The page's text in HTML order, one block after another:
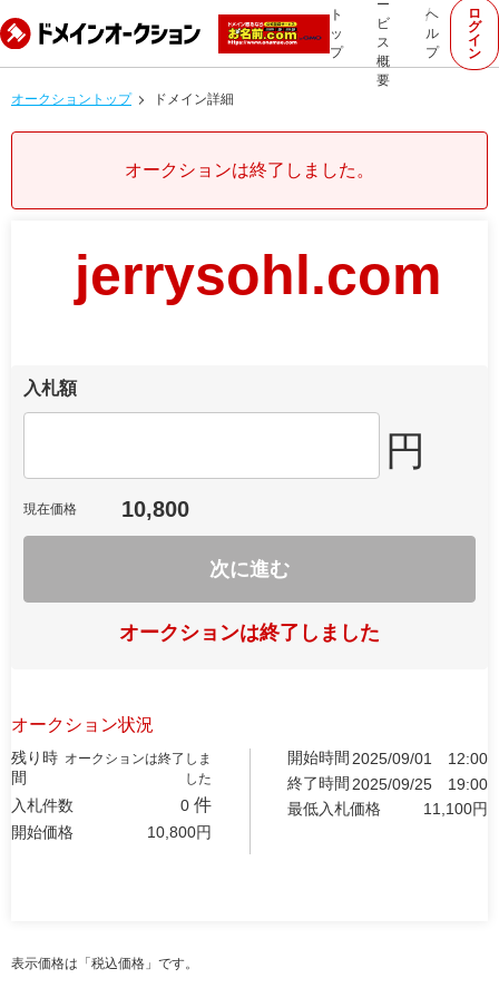
ト
ッ
プ
ー
ビ
ス
概
要
ヘ
ル
プ
ロ
グ
イ
ン
オークショントップ ドメイン詳細
オークションは終了しました。
jerrysohl.com
入札額
円
現在価格 10,800
次に進む
オークションは終了しました
オークション状況
残り時
間
オークションは終了しま
した
入札件数 0 件
開始価格 10,800円
開始時間 2025/09/01
12:00
終了時間 2025/09/25
19:00
最低入札価格
11,100円
表示価格は「税込価格」です。